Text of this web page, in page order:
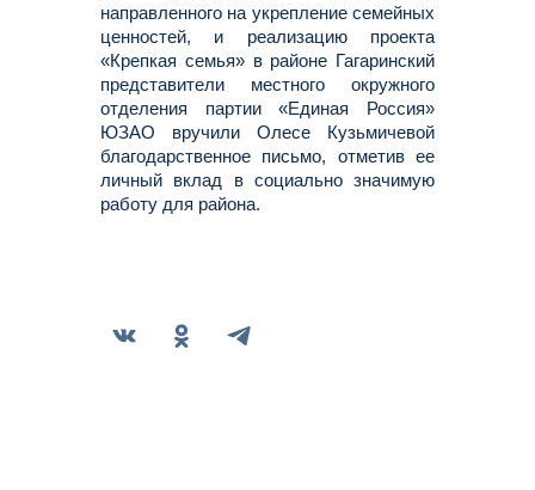
направленного на укрепление семейных
ценностей, и реализацию проекта
«Крепкая семья» в районе Гагаринский
представители местного окружного
отделения партии «Единая Россия»
ЮЗАО вручили Олесе Кузьмичевой
благодарственное письмо, отметив ее
личный вклад в социально значимую
работу для района.